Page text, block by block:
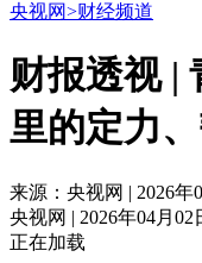
新闻 国内
视频 小央视频
央视网>财经频道
财报透视 |
里的定力
来源：央视网 | 2026年
央视网 | 2026年04月02
正在加载